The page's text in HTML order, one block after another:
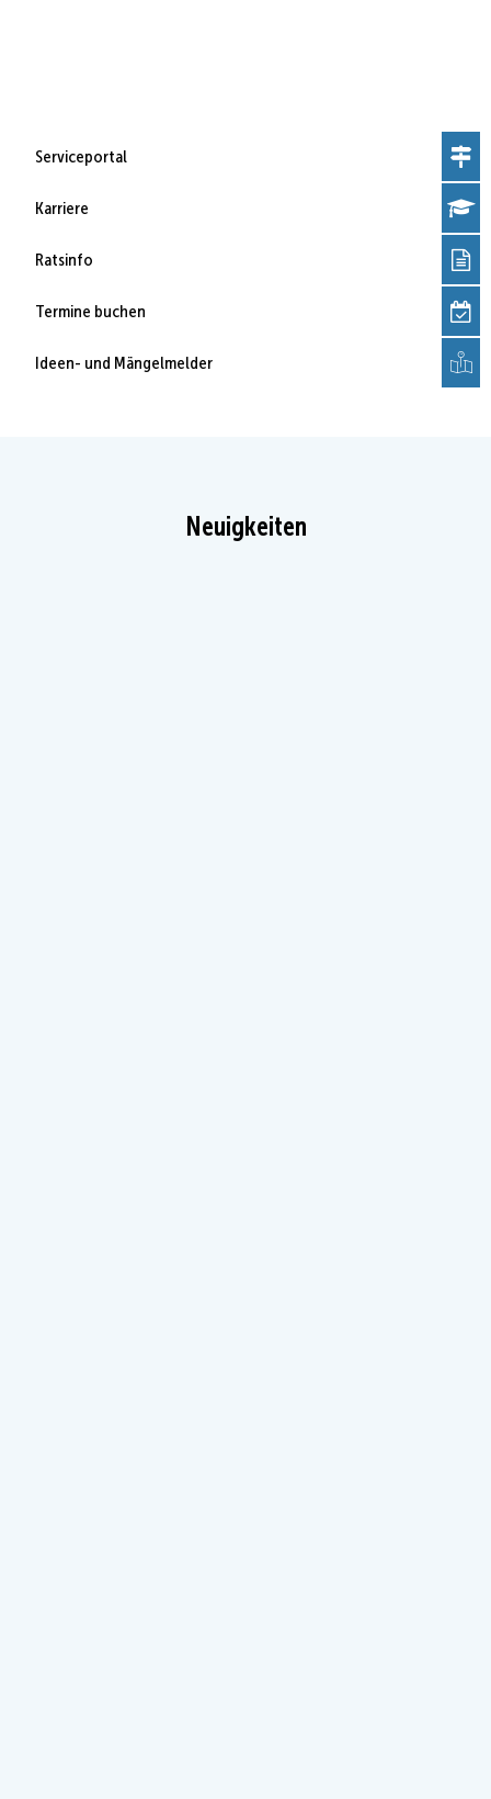
Serviceportal
Karriere
Ratsinfo
Termine buchen
Ideen- und Mängelmelder
Neuigkeiten